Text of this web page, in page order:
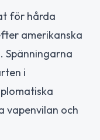
för hårda
amerikanska
Spänningarna
i
och